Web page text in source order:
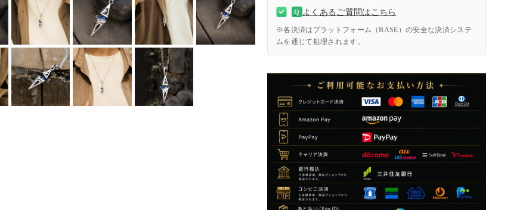
Q よくあるご質問はこちら
※各決済はプラットフォーム（BASE）の安全な決済システ
ムを通じて処理されます。